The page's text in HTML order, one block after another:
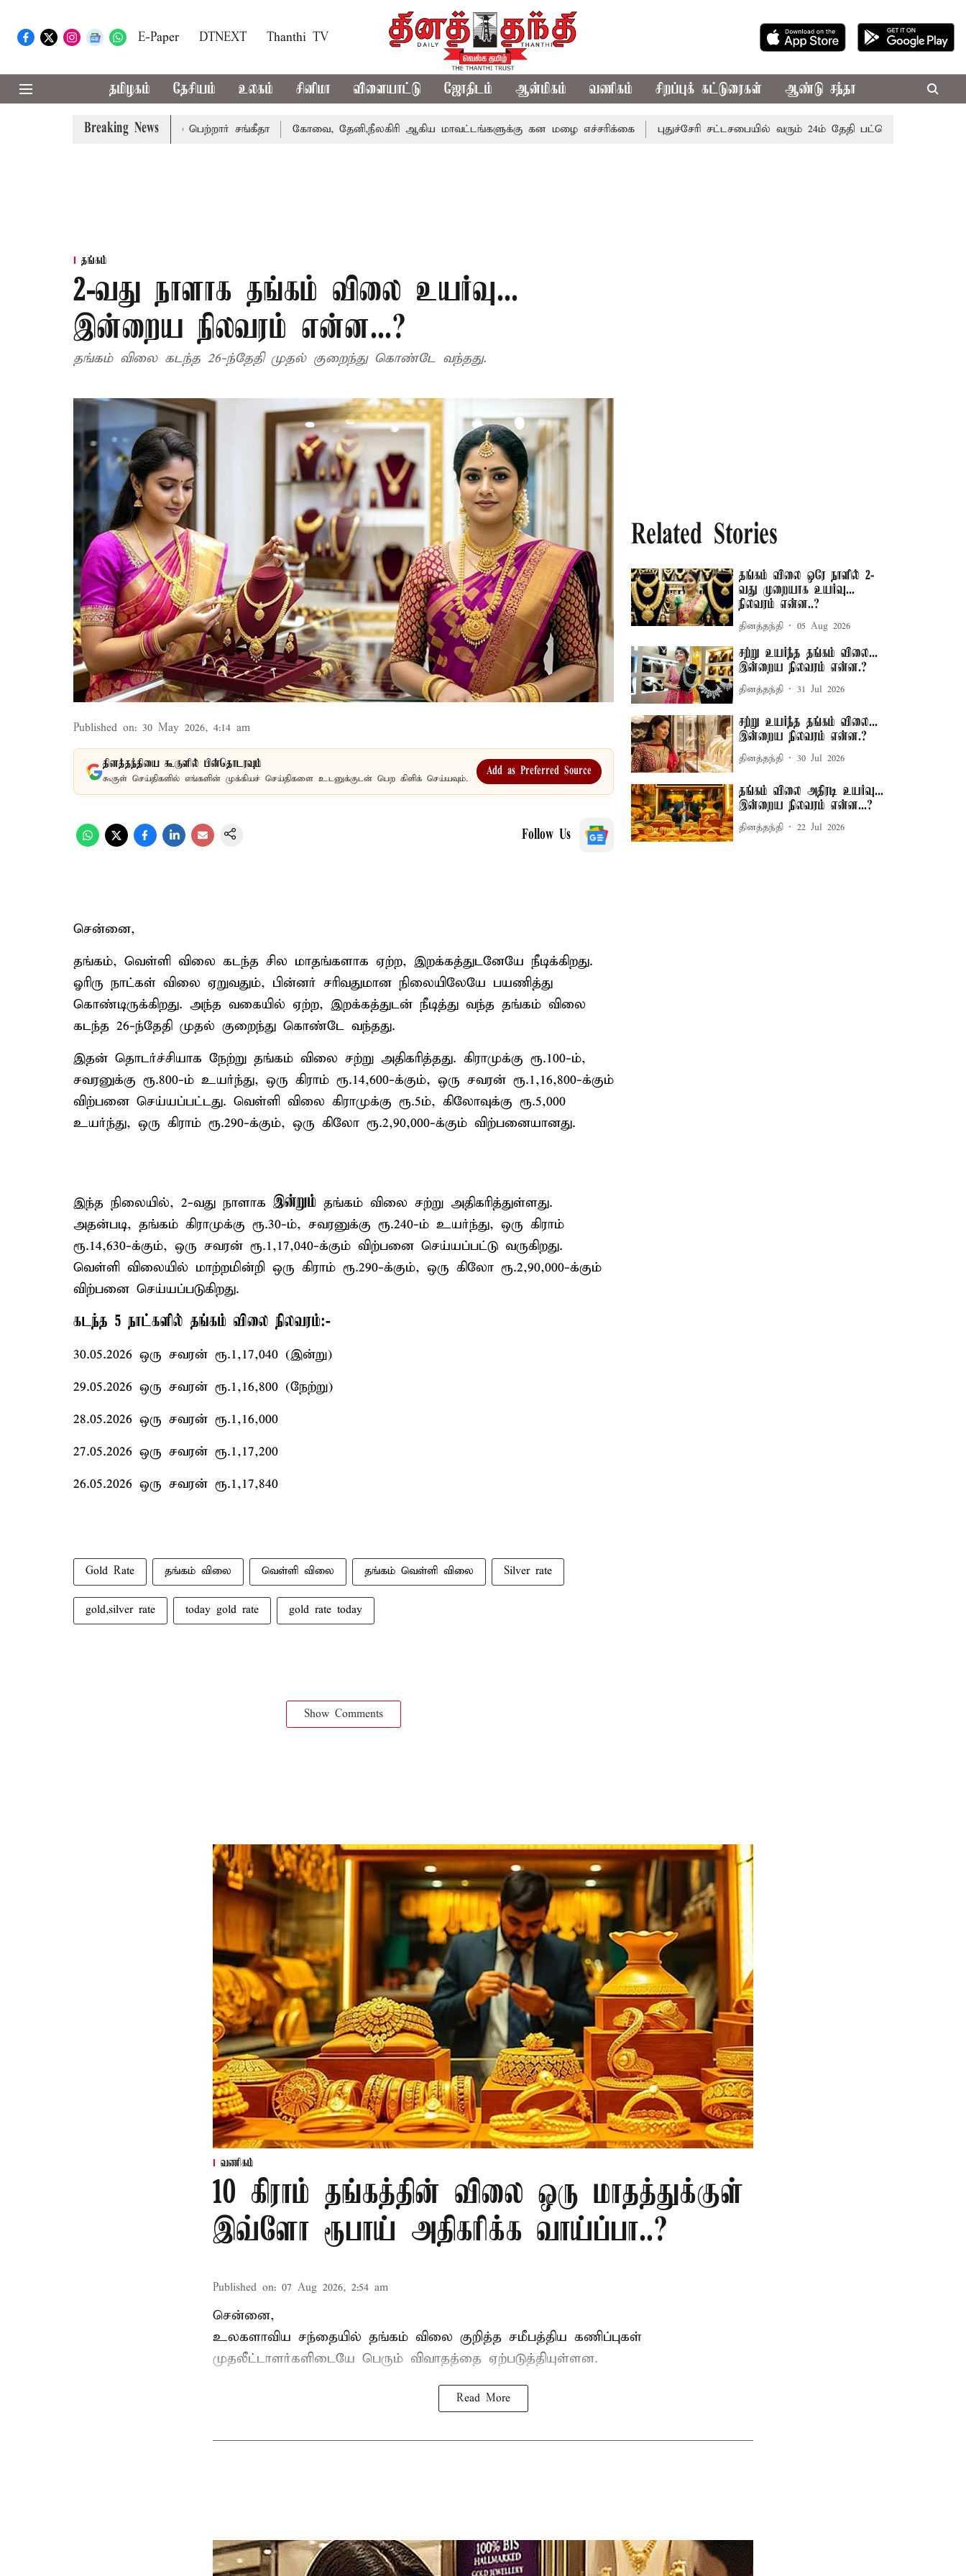
E-Paper DTNEXT Thanthi TV
தமிழகம் தேசியம் உலகம் சினிமா விளையாட்டு ஜோதிடம் ஆன்மிகம் வணிகம் சிறப்புக் கட்டுரைகள் ஆண்டு சந்தா
Breaking News
விவாகரத்து வழக்கை வாபஸ் பெற்றார் சங்கீதா கோவை, தேனி,நீலகிரி ஆகிய மாவட்டங்களுக்கு கன மழை எச்சரிக்கை புதுச்சேரி சட்டசபையில் வரும் 24ம் தேதி பட்ஜெட் தாக்கல் செய்கிறார்
தங்கம்
2-வது நாளாக தங்கம் விலை உயர்வு...
இன்றைய நிலவரம் என்ன...?
தங்கம் விலை கடந்த 26-ந்தேதி முதல் குறைந்து கொண்டே வந்தது.
Published on: 30 May 2026, 4:14 am
தினத்தந்தியை கூகுளில் பின்தொடரவும்
கூகுள் செய்திகளில் எங்களின் முக்கியச் செய்திகளை உடனுக்குடன் பெற கிளிக் செய்யவும்.
Add as Preferred Source
Follow Us
சென்னை,
தங்கம், வெள்ளி விலை கடந்த சில மாதங்களாக ஏற்ற, இறக்கத்துடனேயே நீடிக்கிறது.
ஓரிரு நாட்கள் விலை ஏறுவதும், பின்னர் சரிவதுமான நிலையிலேயே பயணித்து
கொண்டிருக்கிறது. அந்த வகையில் ஏற்ற, இறக்கத்துடன் நீடித்து வந்த தங்கம் விலை
கடந்த 26-ந்தேதி முதல் குறைந்து கொண்டே வந்தது.
இதன் தொடர்ச்சியாக நேற்று தங்கம் விலை சற்று அதிகரித்தது. கிராமுக்கு ரூ.100-ம்,
சவரனுக்கு ரூ.800-ம் உயர்ந்து, ஒரு கிராம் ரூ.14,600-க்கும், ஒரு சவரன் ரூ.1,16,800-க்கும்
விற்பனை செய்யப்பட்டது. வெள்ளி விலை கிராமுக்கு ரூ.5ம், கிலோவுக்கு ரூ.5,000
உயர்ந்து, ஒரு கிராம் ரூ.290-க்கும், ஒரு கிலோ ரூ.2,90,000-க்கும் விற்பனையானது.
இந்த நிலையில், 2-வது நாளாக இன்றும் தங்கம் விலை சற்று அதிகரித்துள்ளது.
அதன்படி, தங்கம் கிராமுக்கு ரூ.30-ம், சவரனுக்கு ரூ.240-ம் உயர்ந்து, ஒரு கிராம்
ரூ.14,630-க்கும், ஒரு சவரன் ரூ.1,17,040-க்கும் விற்பனை செய்யப்பட்டு வருகிறது.
வெள்ளி விலையில் மாற்றமின்றி ஒரு கிராம் ரூ.290-க்கும், ஒரு கிலோ ரூ.2,90,000-க்கும்
விற்பனை செய்யப்படுகிறது.
கடந்த 5 நாட்களில் தங்கம் விலை நிலவரம்:-
30.05.2026 ஒரு சவரன் ரூ.1,17,040 (இன்று)
29.05.2026 ஒரு சவரன் ரூ.1,16,800 (நேற்று)
28.05.2026 ஒரு சவரன் ரூ.1,16,000
27.05.2026 ஒரு சவரன் ரூ.1,17,200
26.05.2026 ஒரு சவரன் ரூ.1,17,840
Gold Rate தங்கம் விலை வெள்ளி விலை தங்கம் வெள்ளி விலை Silver rate
gold,silver rate today gold rate gold rate today
Show Comments
Related Stories
தங்கம் விலை ஒரே நாளில் 2-
வது முறையாக உயர்வு...
நிலவரம் என்ன..?
தினத்தந்தி 05 Aug 2026
சற்று உயர்ந்த தங்கம் விலை...
இன்றைய நிலவரம் என்ன.?
தினத்தந்தி 31 Jul 2026
சற்று உயர்ந்த தங்கம் விலை...
இன்றைய நிலவரம் என்ன.?
தினத்தந்தி 30 Jul 2026
தங்கம் விலை அதிரடி உயர்வு...
இன்றைய நிலவரம் என்ன...?
தினத்தந்தி 22 Jul 2026
வணிகம்
10 கிராம் தங்கத்தின் விலை ஒரு மாதத்துக்குள்
இவ்ளோ ரூபாய் அதிகரிக்க வாய்ப்பா..?
Published on: 07 Aug 2026, 2:54 am
சென்னை,
உலகளாவிய சந்தையில் தங்கம் விலை குறித்த சமீபத்திய கணிப்புகள்
முதலீட்டாளர்களிடையே பெரும் விவாதத்தை ஏற்படுத்தியுள்ளன.
Read More